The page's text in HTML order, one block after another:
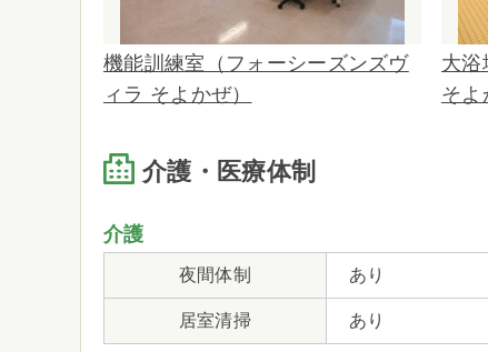
機能訓練室（フォーシーズンズヴ
ィラ そよかぜ）
大浴
そよ
介護・医療体制
介護
夜間体制 あり
居室清掃 あり